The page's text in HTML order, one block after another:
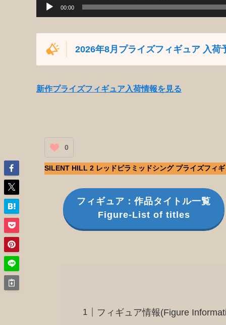
00:00
2026年8月プライズフィギュア 入荷
新作プライズフィギュア入荷情報を見る
0
SILENT HILL 2 レッドピラミッドシング プライズフィ
フィギュア：作品タイトル一覧
Figure-List of titles
フィギュア情報(Figure